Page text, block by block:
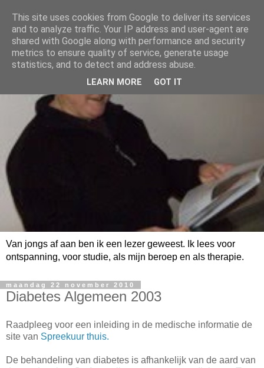
Van jongs af aan ben ik een lezer geweest. Ik lees voor
ontspanning, voor studie, als mijn beroep en als therapie.
maandag 22 november 2010
Diabetes Algemeen 2003
Raadpleeg voor een inleiding in de medische informatie de
site van Spreekuur thuis.
De behandeling van diabetes is afhankelijk van de aard van
This site uses cookies from Google to deliver its services
and to analyze traffic. Your IP address and user-agent are
shared with Google along with performance and security
metrics to ensure quality of service, generate usage
statistics, and to detect and address abuse.
LEARN MORE GOT IT